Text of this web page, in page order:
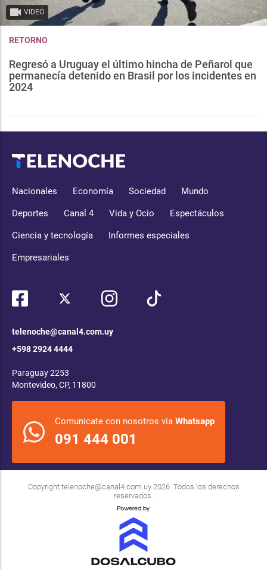
VIDEO
RETORNO
Regresó a Uruguay el último hincha de Peñarol que
permanecía detenido en Brasil por los incidentes en
2024
Nacionales Economía Sociedad Mundo
Deportes Canal 4 Vida y Ocio Espectáculos
Ciencia y tecnología Informes especiales
Empresariales
telenoche@canal4.com.uy
+598 2924 4444
Paraguay 2253
Montevideo, CP, 11800
Comunicate con nosotros via Whatsapp
091 444 001
Copyright telenoche@canal4.com.uy2026. Todos los derechos
reservados.